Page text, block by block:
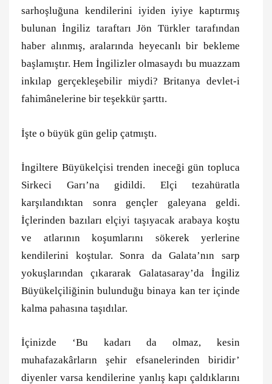
sarhoşluğuna kendilerini iyiden iyiye kaptırmış
bulunan İngiliz taraftarı Jön Türkler tarafından
haber alınmış, aralarında heyecanlı bir bekleme
başlamıştır. Hem İngilizler olmasaydı bu muazzam
inkılap gerçekleşebilir miydi? Britanya devlet-i
fahimânelerine bir teşekkür şarttı.
İşte o büyük gün gelip çatmıştı.
İngiltere Büyükelçisi trenden ineceği gün topluca
Sirkeci Garı’na gidildi. Elçi tezahüratla
karşılandıktan sonra gençler galeyana geldi.
İçlerinden bazıları elçiyi taşıyacak arabaya koştu
ve atlarının koşumlarını sökerek yerlerine
kendilerini koştular. Sonra da Galata’nın sarp
yokuşlarından çıkararak Galatasaray’da İngiliz
Büyükelçiliğinin bulunduğu binaya kan ter içinde
kalma pahasına taşıdılar.
İçinizde ‘Bu kadarı da olmaz, kesin
muhafazakârların şehir efsanelerinden biridir’
diyenler varsa kendilerine yanlış kapı çaldıklarını